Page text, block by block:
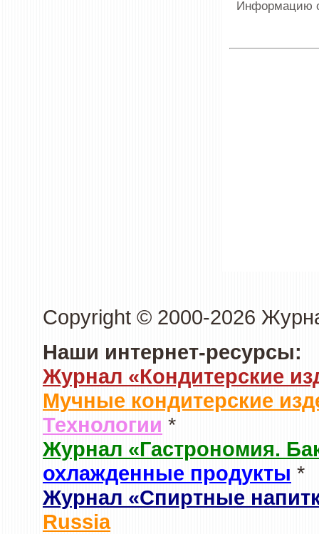
Информацию
Copyright © 2000-2026
Наши интернет-ресурсы:
Журнал «Кондитерские
Мучные кондитерские
Технологии *
Журнал «Гастрономия.
охлажденные продукты *
Журнал «Спиртные
Russia